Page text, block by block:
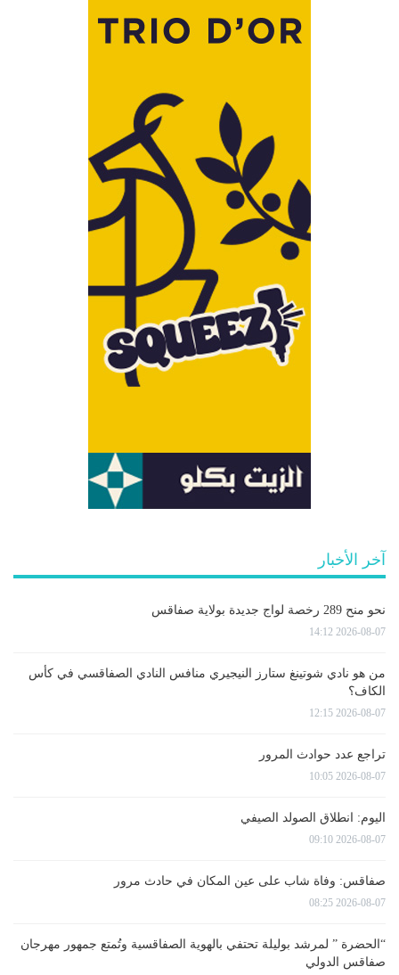
آخر الأخبار
نحو منح 289 رخصة لواج جديدة بولاية صفاقس
2026-08-07 14:12
من هو نادي شوتينغ ستارز النيجيري منافس النادي الصفاقسي في كأس
الكاف؟
2026-08-07 12:15
تراجع عدد حوادث المرور
2026-08-07 10:05
اليوم: انطلاق الصولد الصيفي
2026-08-07 09:10
صفاقس: وفاة شاب على عين المكان في حادث مرور
2026-08-07 08:25
“الحضرة ” لمرشد بوليلة تحتفي بالهوية الصفاقسية وتُمتع جمهور مهرجان
صفاقس الدولي